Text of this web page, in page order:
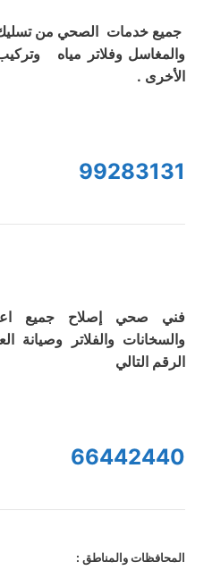
جميع خدمات الصحي من
والمغاسل وفلاتر مياه
الأخرى .
99283131
فني صحي إصلاح جميع
والسخانات والفلاتر وصيانة
الرقم التالي
66442440
المحافظات والمناطق :